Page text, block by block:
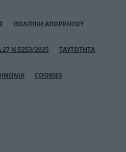
ΠΟΛΙΤΙΚΗ ΑΠΟΡΡΗΤΟΥ
Ν.5253/2025 ΤΑΥΤΟΤΗΤΑ
COOKIES